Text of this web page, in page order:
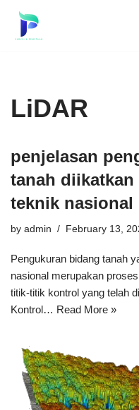
Skip
LiDAR
penjelasan
tanah
teknik nasional
by admin February 13,
Pengukuran bidang tanah
nasional merupakan
titik-titik kontrol yang telah
Kontrol… Read More »